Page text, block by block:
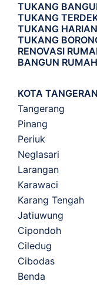
TUKANG
TUKANG
TUKANG HARIAN
TUKANG
RENOVASI
BANGUN RUMAH
KOTA
Tangerang
Pinang
Periuk
Neglasari
Larangan
Karawaci
Karang Tengah
Jatiuwung
Cipondoh
Ciledug
Cibodas
Benda